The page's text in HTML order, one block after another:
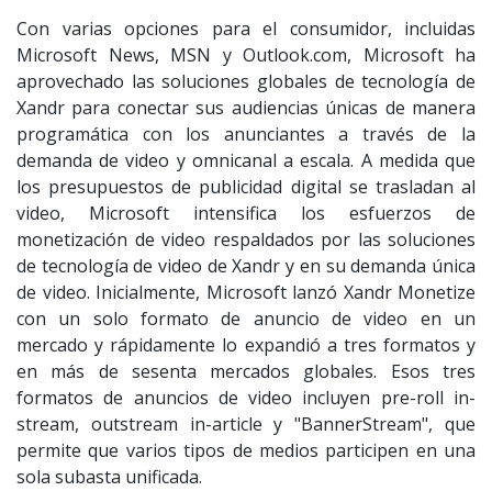
Con varias opciones para el consumidor, incluidas
Microsoft News, MSN y Outlook.com, Microsoft ha
aprovechado las soluciones globales de tecnología de
Xandr para conectar sus audiencias únicas de manera
programática con los anunciantes a través de la
demanda de video y omnicanal a escala. A medida que
los presupuestos de publicidad digital se trasladan al
video, Microsoft intensifica los esfuerzos de
monetización de video respaldados por las soluciones
de tecnología de video de Xandr y en su demanda única
de video. Inicialmente, Microsoft lanzó Xandr Monetize
con un solo formato de anuncio de video en un
mercado y rápidamente lo expandió a tres formatos y
en más de sesenta mercados globales. Esos tres
formatos de anuncios de video incluyen pre-roll in-
stream, outstream in-article y "BannerStream", que
permite que varios tipos de medios participen en una
sola subasta unificada.